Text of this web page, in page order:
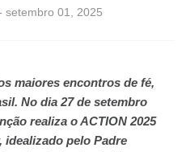
setembro 01, 2025
maiores encontros de fé,
No dia 27 de setembro
realiza o ACTION 2025
idealizado pelo Padre